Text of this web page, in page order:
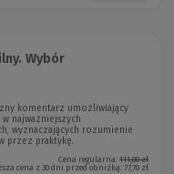
Wybór
komentarz umożliwiający
najważniejszych
wyznaczających rozumienie
przez praktykę.
Cena regularna: 111,00 zł
cena z 30 dni przed obniżką:77,70 zł